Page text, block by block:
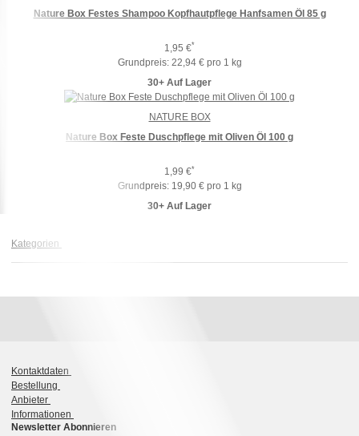
Nature Box Festes Shampoo Kopfhautpflege Hanfsamen Öl 85 g
1,95 €*
Grundpreis: 22,94 € pro 1 kg
30+ Auf Lager
Nature Box Feste Duschpflege mit Oliven Öl 100 g
1,99 €*
Grundpreis: 19,90 € pro 1 kg
30+ Auf Lager
NATURE BOX
Kategorien
Kontaktdaten
Bestellung
Anbieter
Informationen
Newsletter Abonnieren